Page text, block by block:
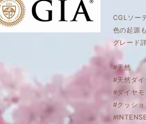
CGLソー
色の起源
グレード
#天然
#天然ダイ
#ダイヤ
#クッシ
#INTENSE